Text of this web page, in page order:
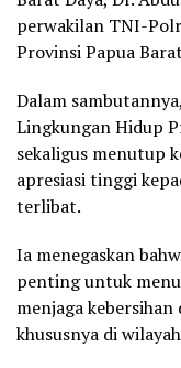
perwakilan TNI-
Provinsi Papua
Dalam
Lingkungan Hidup
sekaligus menutup
apresiasi tinggi
terlibat.
Ia menegaskan
penting untuk
menjaga
khususnya di